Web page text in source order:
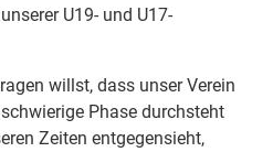
U19- und U17-
willst, dass unser Verein
Phase durchsteht
Zeiten entgegensieht,